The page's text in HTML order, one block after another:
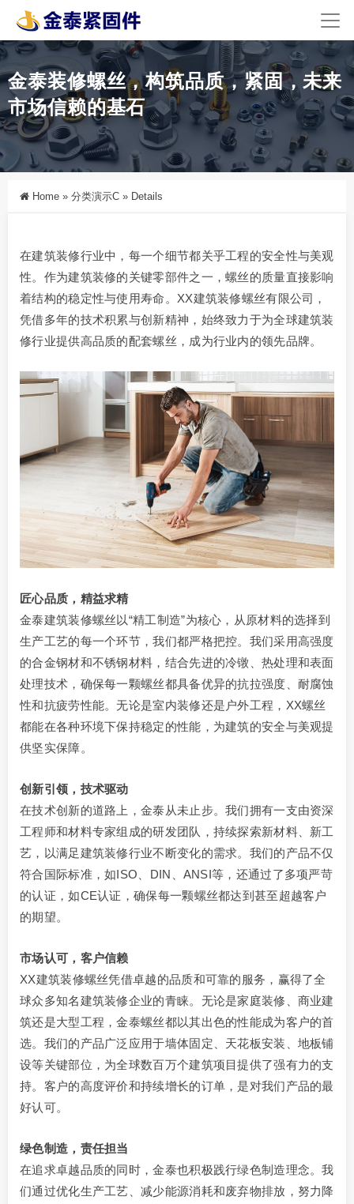
金泰装修螺丝，构筑品质，紧固，未来
市场信赖的基石
Home » 分类演示C » Details
在建筑装修行业中，每一个细节都关乎工程的安全性与美观
性。作为建筑装修的关键零部件之一，螺丝的质量直接影响
着结构的稳定性与使用寿命。XX建筑装修螺丝有限公司，
凭借多年的技术积累与创新精神，始终致力于为全球建筑装
修行业提供高品质的配套螺丝，成为行业内的领先品牌。
匠心品质，精益求精
金泰建筑装修螺丝以“精工制造”为核心，从原材料的选择到
生产工艺的每一个环节，我们都严格把控。我们采用高强度
的合金钢材和不锈钢材料，结合先进的冷镦、热处理和表面
处理技术，确保每一颗螺丝都具备优异的抗拉强度、耐腐蚀
性和抗疲劳性能。无论是室内装修还是户外工程，XX螺丝
都能在各种环境下保持稳定的性能，为建筑的安全与美观提
供坚实保障。
创新引领，技术驱动
在技术创新的道路上，金泰从未止步。我们拥有一支由资深
工程师和材料专家组成的研发团队，持续探索新材料、新工
艺，以满足建筑装修行业不断变化的需求。我们的产品不仅
符合国际标准，如ISO、DIN、ANSI等，还通过了多项严苛
的认证，如CE认证，确保每一颗螺丝都达到甚至超越客户
的期望。
市场认可，客户信赖
XX建筑装修螺丝凭借卓越的品质和可靠的服务，赢得了全
球众多知名建筑装修企业的青睐。无论是家庭装修、商业建
筑还是大型工程，金泰螺丝都以其出色的性能成为客户的首
选。我们的产品广泛应用于墙体固定、天花板安装、地板铺
设等关键部位，为全球数百万个建筑项目提供了强有力的支
持。客户的高度评价和持续增长的订单，是对我们产品的最
好认可。
绿色制造，责任担当
在追求卓越品质的同时，金泰也积极践行绿色制造理念。我
们通过优化生产工艺、减少能源消耗和废弃物排放，努力降